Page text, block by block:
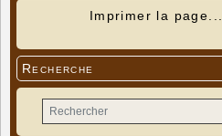
Imprimer la page...
Recherche